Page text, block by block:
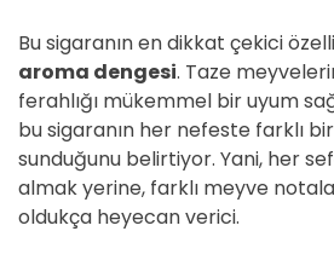
Bu sigaranın en dikkat çekici
aroma dengesi. Taze
ferahlığı mükemmel bir uyum
bu sigaranın her nefeste farklı
sunduğunu belirtiyor. Yani, her
almak yerine, farklı meyve
oldukça heyecan verici.